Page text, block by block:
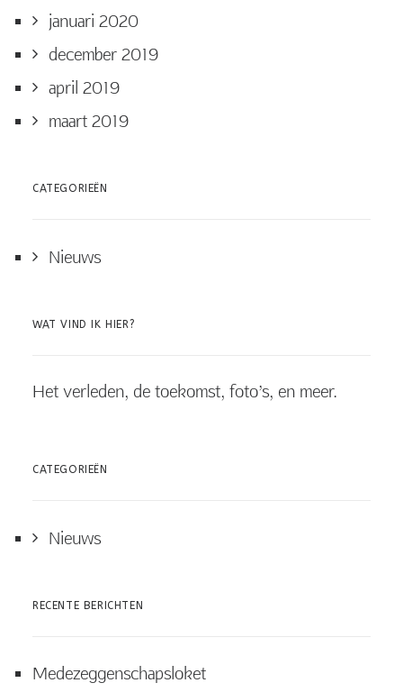
januari 2020
december 2019
april 2019
maart 2019
CATEGORIEËN
Nieuws
WAT VIND IK HIER?
Het verleden, de toekomst, foto’s, en meer.
CATEGORIEËN
Nieuws
RECENTE BERICHTEN
Medezeggenschapsloket